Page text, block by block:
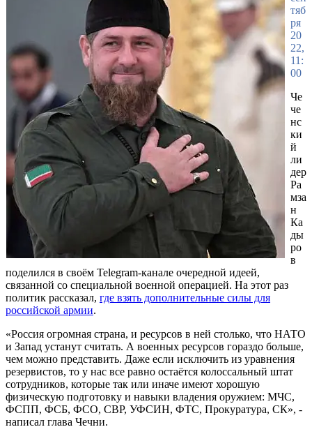
тяб
ря
20
22,
11:
00
Че
че
нс
ки
й
ли
дер
Ра
мза
н
Ка
ды
ро
в
поделился в своём Telegram-канале очередной идеей,
связанной со специальной военной операцией. На этот раз
политик рассказал, где взять дополнительные силы для
российской армии.
«Россия огромная страна, и ресурсов в ней столько, что НАТО
и Запад устанут считать. А военных ресурсов гораздо больше,
чем можно представить. Даже если исключить из уравнения
резервистов, то у нас все равно остаётся колоссальный штат
сотрудников, которые так или иначе имеют хорошую
физическую подготовку и навыки владения оружием: МЧС,
ФСПП, ФСБ, ФСО, СВР, УФСИН, ФТС, Прокуратура, СК», -
написал глава Чечни.